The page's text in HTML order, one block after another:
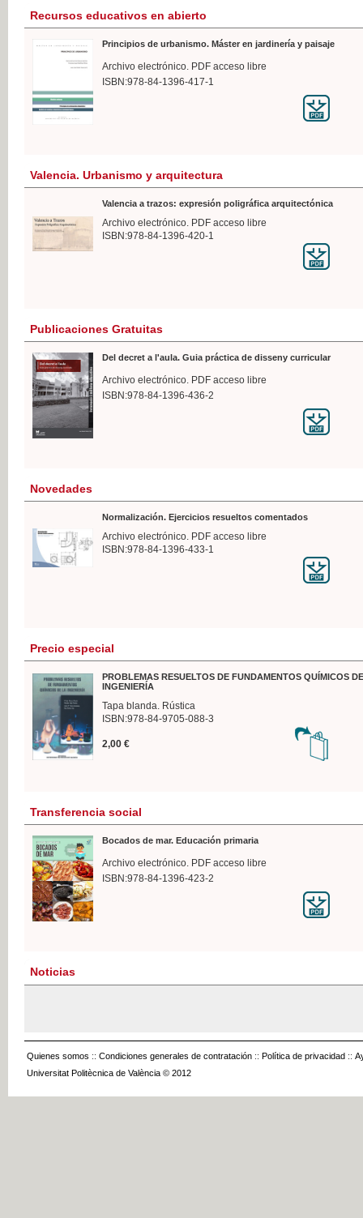
Recursos educativos en abierto
Principios de urbanismo. Máster en jardinería y paisaje
Archivo electrónico. PDF acceso libre
ISBN:978-84-1396-417-1
Valencia. Urbanismo y arquitectura
Valencia a trazos: expresión poligráfica arquitectónica
Archivo electrónico. PDF acceso libre
ISBN:978-84-1396-420-1
Publicaciones Gratuitas
Del decret a l'aula. Guia práctica de disseny curricular
Archivo electrónico. PDF acceso libre
ISBN:978-84-1396-436-2
Novedades
Normalización. Ejercicios resueltos comentados
Archivo electrónico. PDF acceso libre
ISBN:978-84-1396-433-1
Precio especial
PROBLEMAS RESUELTOS DE FUNDAMENTOS QUÍMICOS
INGENIERÍA
Tapa blanda. Rústica
ISBN:978-84-9705-088-3
2,00 €
Transferencia social
Bocados de mar. Educación primaria
Archivo electrónico. PDF acceso libre
ISBN:978-84-1396-423-2
Noticias
Quienes somos :: Condiciones generales de contratación :: Política de privacidad ::
Universitat Politècnica de València © 2012